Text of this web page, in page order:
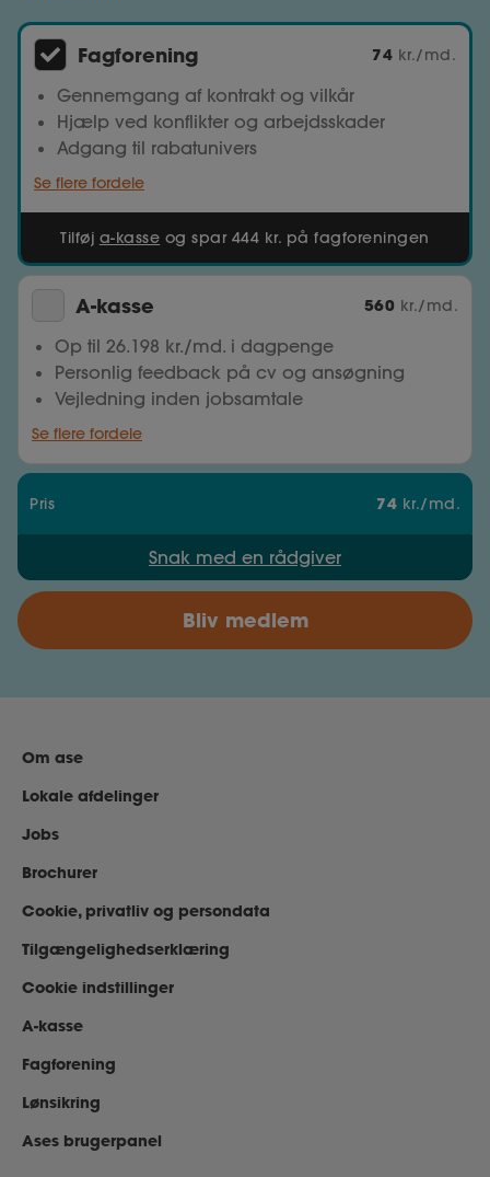
Fagforening 74 kr./md.
Gennemgang af kontrakt og vilkår
Hjælp ved konflikter og arbejdsskader
Adgang til rabatunivers
Se flere fordele
Tilføj a-kasse og spar 444 kr. på fagforeningen
A-kasse 560 kr./md.
Op til 26.198 kr./md. i dagpenge
Personlig feedback på cv og ansøgning
Vejledning inden jobsamtale
Se flere fordele
Pris 74 kr./md.
Snak med en rådgiver
Bliv medlem
Om ase
Lokale afdelinger
Jobs
Brochurer
Cookie, privatliv og persondata
Tilgængelighedserklæring
Cookie indstillinger
A-kasse
Fagforening
Lønsikring
Ases brugerpanel